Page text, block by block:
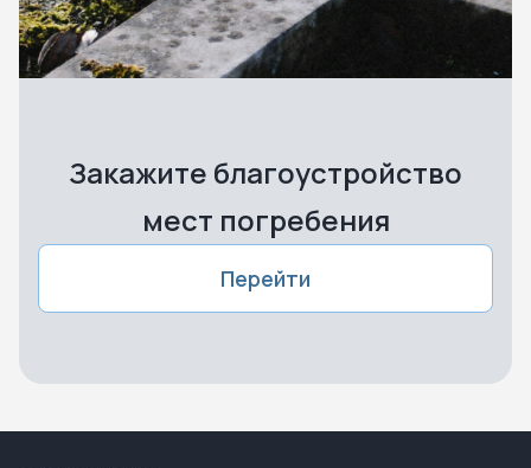
Закажите благоустройство
мест погребения
Перейти